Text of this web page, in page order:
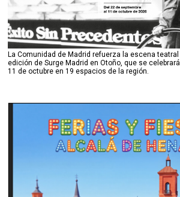
La Comunidad de Madrid refuerza la escena teatral
edición de Surge Madrid en Otoño, que se
11 de octubre en 19 espacios de la región.